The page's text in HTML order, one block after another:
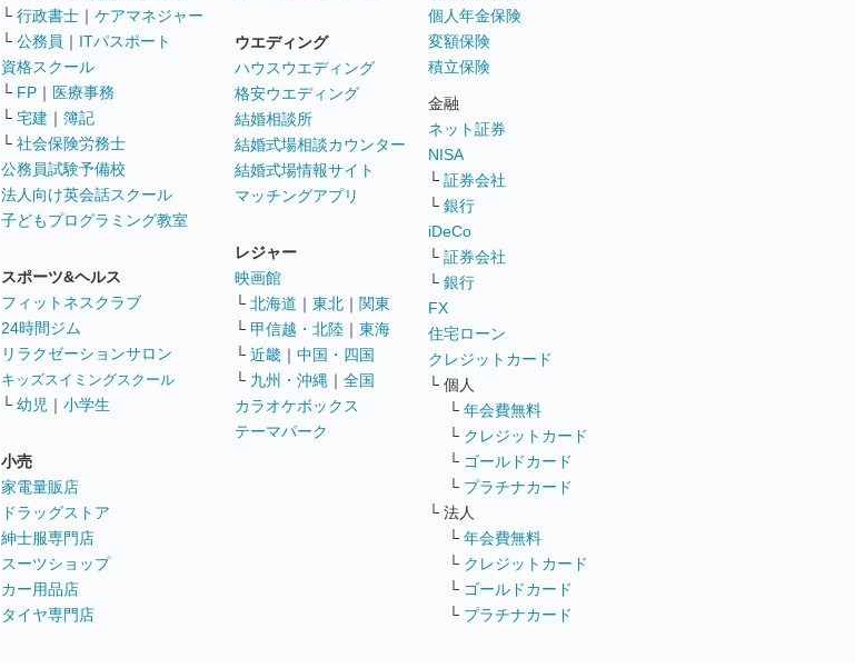
└ 行政書士 ｜ ケアマネジャー
└ 公務員 ｜ ITパスポート
資格スクール
└ FP ｜ 医療事務
└ 宅建 ｜ 簿記
└ 社会保険労務士
公務員試験予備校
法人向け英会話スクール
子どもプログラミング教室
スポーツ&ヘルス
フィットネスクラブ
24時間ジム
リラクゼーションサロン
キッズスイミングスクール
└ 幼児 ｜ 小学生
小売
家電量販店
ドラッグストア
紳士服専門店
スーツショップ
カー用品店
タイヤ専門店
ウエディング
ハウスウエディング
格安ウエディング
結婚相談所
結婚式場相談カウンター
結婚式場情報サイト
マッチングアプリ
レジャー
映画館
└ 北海道 ｜ 東北 ｜ 関東
└ 甲信越・北陸 ｜ 東海
└ 近畿 ｜ 中国・四国
└ 九州・沖縄 ｜ 全国
カラオケボックス
テーマパーク
個人年金保険
変額保険
積立保険
金融
ネット証券
NISA
└ 証券会社
└ 銀行
iDeCo
└ 証券会社
└ 銀行
FX
住宅ローン
クレジットカード
└ 個人
└ 年会費無料
└ クレジットカード
└ ゴールドカード
└ プラチナカード
└ 法人
└ 年会費無料
└ クレジットカード
└ ゴールドカード
└ プラチナカード